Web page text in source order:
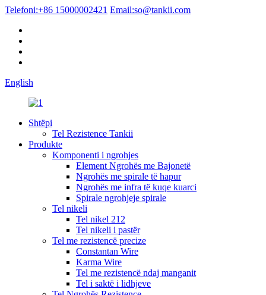
Telefoni:+86 15000002421 Email:so@tankii.com
English
Shtëpi
Tel Rezistence Tankii
Produkte
Komponenti i ngrohjes
Element Ngrohës me Bajonetë
Ngrohës me spirale të hapur
Ngrohës me infra të kuqe kuarci
Spirale ngrohjeje spirale
Tel nikeli
Tel nikel 212
Tel nikeli i pastër
Tel me rezistencë precize
Constantan Wire
Karma Wire
Tel me rezistencë ndaj manganit
Tel i saktë i lidhjeve